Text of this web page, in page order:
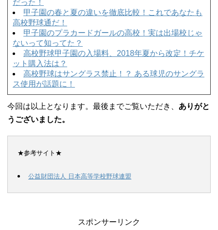
だった！
甲子園の春と夏の違いを徹底比較！これであなたも
高校野球通だ！
甲子園のプラカードガールの高校！実は出場校じゃ
ないって知ってた？
高校野球甲子園の入場料、2018年夏から改定！チケ
ット購入法は？
高校野球はサングラス禁止！？ ある球児のサングラ
ス使用が話題に！
今回は以上となります。最後までご覧いただき、 ありがと
うございました。
★参考サイト★
公益財団法人 日本高等学校野球連盟
スポンサーリンク